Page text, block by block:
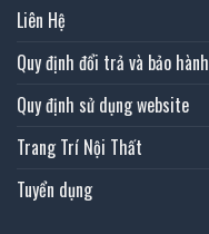
Liên Hệ
Quy định đổi trả và bảo hành
Quy định sử dụng website
Trang Trí Nội Thất
Tuyển dụng